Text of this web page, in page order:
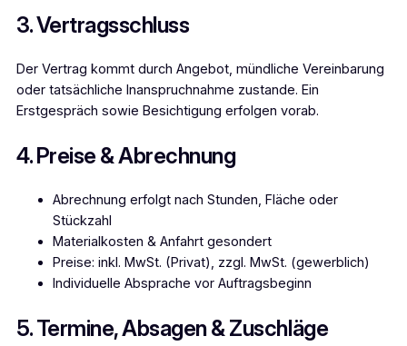
3. Vertragsschluss
Der Vertrag kommt durch Angebot, mündliche Vereinbarung
oder tatsächliche Inanspruchnahme zustande. Ein
Erstgespräch sowie Besichtigung erfolgen vorab.
4. Preise & Abrechnung
Abrechnung erfolgt nach Stunden, Fläche oder
Stückzahl
Materialkosten & Anfahrt gesondert
Preise: inkl. MwSt. (Privat), zzgl. MwSt. (gewerblich)
Individuelle Absprache vor Auftragsbeginn
5. Termine, Absagen & Zuschläge